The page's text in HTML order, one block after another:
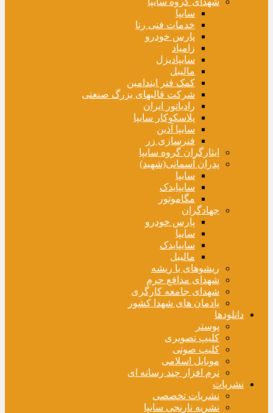
سایپا
خدمات فنی رنا
پارس خودرو
زامیاد
سایپادیزل
مالیبل
کمک فنر ایندامین
شرکت قالبهای بزرگ صنعتی
رادیاتور ایران
پلاسکوکار سایپا
سایپا آذین
فنرسازی زر
ایثارگران گروه سایپا
پدران آسمانی(شهید)
سایپا
سایپایدک
مگاموتور
جهادگران
پارس خودرو
سایپا
سایپایدک
مالیبل
ریشوهای با ریشه
شهدای مدافع حرم
شهدای جامعه کارگری
یادمان های شهدا کشور
دانلودها
پوستر
کلیپ تصویری
کلیپ صوتی
موبایل اسلامی
نرم افزار چند رسانه ای
نشریات
نشریات تخصصی
نشریه نارنجی سایپا